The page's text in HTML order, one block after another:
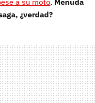
a su moto. Menuda
¿verdad?